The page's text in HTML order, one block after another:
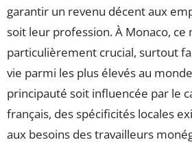
garantir un revenu décent aux
soit leur profession. À Monaco, ce
particulièrement crucial, surtout
vie parmi les plus élevés au
principauté soit influencée par le
français, des spécificités locales
aux besoins des travailleurs